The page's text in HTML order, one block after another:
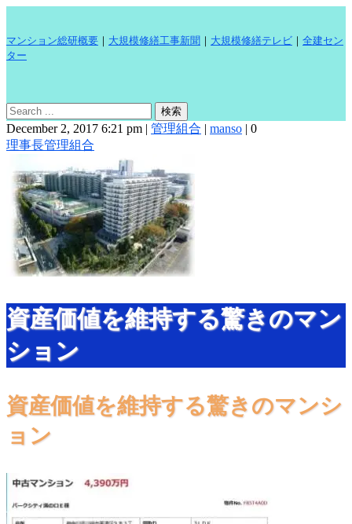
マンション総研概要 ｜ 大規模修繕工事新聞 ｜ 大規模修繕テレビ ｜ 全建セン
ター
December 2, 2017 6:21 pm | 管理組合 | manso | 0
理事長管理組合
資産価値を維持する驚きのマン
ション
資産価値を維持する驚きのマンシ
ョン